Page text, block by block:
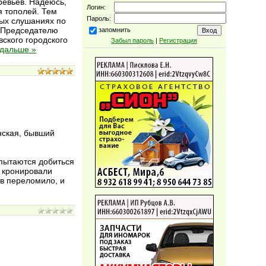
тополей. Тем
слушаниях по
городского
»
бывший
добиться
переломило, и
Логин:
Пароль:
запомнить
Забыл пароль | Регистрация